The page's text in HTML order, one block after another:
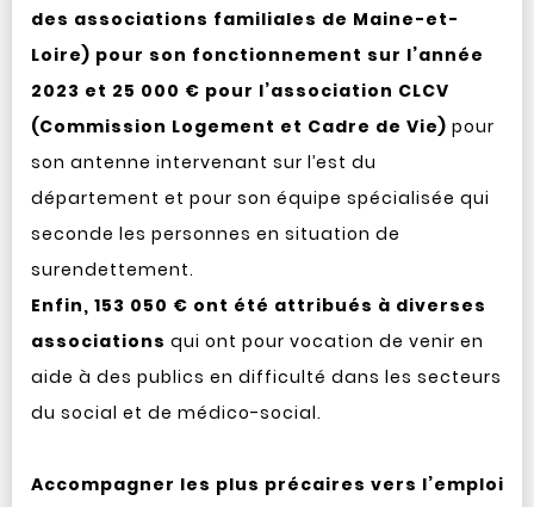
des associations familiales de Maine-et-
Loire) pour son fonctionnement sur l’année
2023 et 25 000 € pour l’association CLCV
(Commission Logement et Cadre de Vie) pour
son antenne intervenant sur l’est du
département et pour son équipe spécialisée qui
seconde les personnes en situation de
surendettement.
Enfin, 153 050 € ont été attribués à diverses
associations qui ont pour vocation de venir en
aide à des publics en difficulté dans les secteurs
du social et de médico-social.
Accompagner les plus précaires vers l’emploi